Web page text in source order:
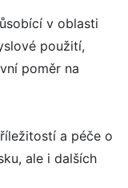
v oblasti
použití,
poměr na
a péče o
ale i dalších